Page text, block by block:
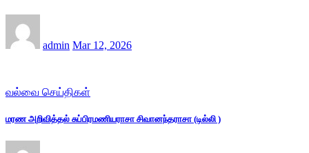
admin Mar 12, 2026
வல்வை செய்திகள்
மரண அறிவித்தல் சுப்பிரமணியராசா சிவானந்தராசா (டில்லி )